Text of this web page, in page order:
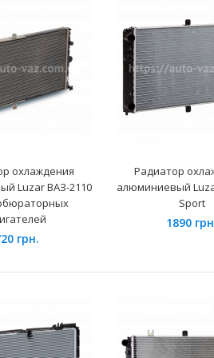
Применение на автомобилях
(12-), Renault Logan (08-), Duster (10-),
охлаждения
Luzar ВАЗ-2110
грн.
Радиатор
алюминиевый
Sport
1890